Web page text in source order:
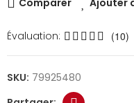
Évaluation: (10)
SKU: 79925480